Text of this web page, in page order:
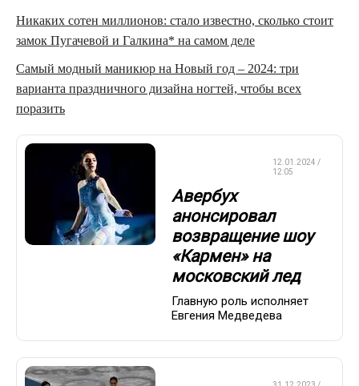
Никаких сотен миллионов: стало известно, сколько стоит
замок Пугачевой и Галкина* на самом деле
Самый модный маникюр на Новый год – 2024: три
варианта праздничного дизайна ногтей, чтобы всех
поразить
12.01.2024 /
12:05
Авербух
анонсировал
возвращение шоу
«Кармен» на
московский лед
Главную роль исполняет
Евгения Медведева